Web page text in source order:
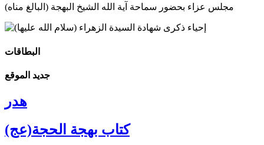
مجلس عزاء بحضور سماحة آية الله الشيخ البهجة (البالغ مناه)
البطاقات
جديد الموقع
هدر
كتاب بهجة الحجة(عج)